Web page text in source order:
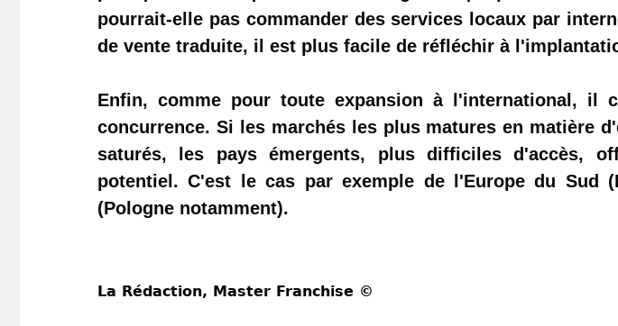
pourrait-elle pas commander des services locaux par
de vente traduite, il est plus facile de réfléchir à
Enfin, comme pour toute expansion à l'international, il
concurrence. Si les marchés les plus matures en matière
saturés, les pays émergents, plus difficiles d'accès,
potentiel. C'est le cas par exemple de l'Europe du Sud
(Pologne notamment).
La Rédaction, Master Franchise ©